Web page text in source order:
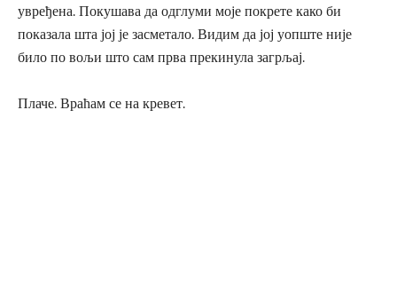
увређена. Покушава да одглуми моје покрете како би
показала шта јој је засметало. Видим да јој уопште није
било по вољи што сам прва прекинула загрљај.
Плаче. Враћам се на кревет.